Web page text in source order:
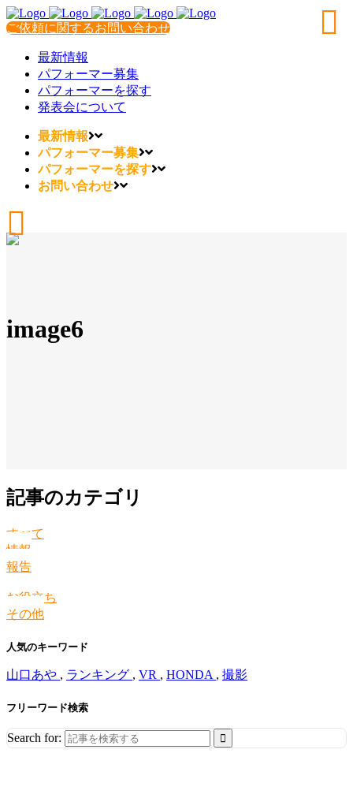
ご依頼に関するお問い合わせ
最新情報
パフォーマー募集
パフォーマーを探す
発表会について
最新情報
パフォーマー募集
パフォーマーを探す
お問い合わせ
image6
記事のカテゴリ
すべて
情報
報告
お役立ち
その他
人気のキーワード
山口あや , ランキング , VR , HONDA , 撮影
フリーワード検索
Search for: